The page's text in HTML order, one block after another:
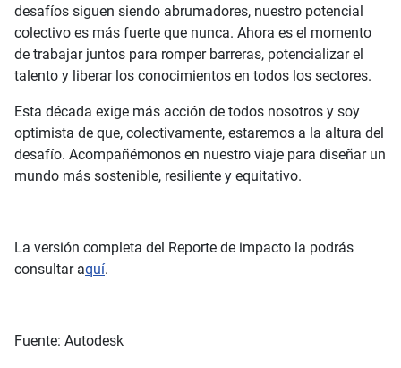
desafíos siguen siendo abrumadores, nuestro potencial
colectivo es más fuerte que nunca. Ahora es el momento
de trabajar juntos para romper barreras, potencializar el
talento y liberar los conocimientos en todos los sectores.
Esta década exige más acción de todos nosotros y soy
optimista de que, colectivamente, estaremos a la altura del
desafío. Acompañémonos en nuestro viaje para diseñar un
mundo más sostenible, resiliente y equitativo.
La versión completa del Reporte de impacto la podrás
consultar aquí.
Fuente: Autodesk